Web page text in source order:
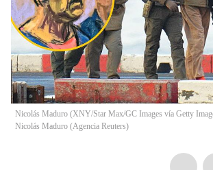
Nicolás Maduro (XNY/Star Max/GC Images vía Getty
Nicolás Maduro (Agencia Reuters)